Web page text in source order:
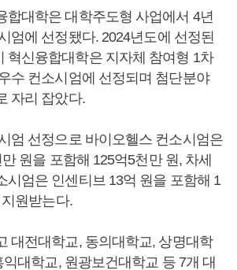
합대학은 대학주도형 사업에서 4년
엄에 선정됐다. 2024년도에 선정된
혁신융합대학은 지자체 참여형 1차
수 컨소시엄에 선정되며 첨단분야
자리 잡았다.
엄 선정으로 바이오헬스 컨소시엄은
원을 포함해 125억5천만 원, 차세
시엄은 인센티브 13억 원을 포함해 1
원받는다.
대전대학교, 동의대학교, 상명대학
대학교, 원광보건대학교 등 7개 대